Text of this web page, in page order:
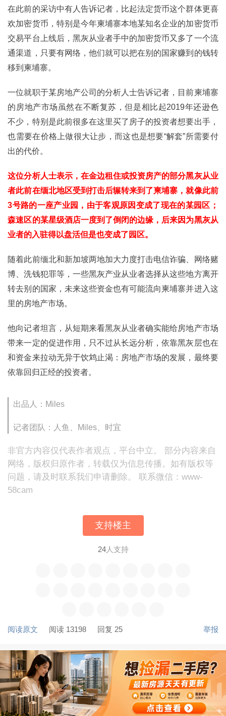
在此前的采访中有人告诉记者，比起法定货币这个群体更喜
欢加密货币，特别是今年柬埔寨本地某知名企业的加密货币
交易平台上线后，黑灰从业者手中的加密货币又多了一个流
通渠道，只要有网络，他们就可以把在别的国家赚到的钱转
移到柬埔寨。
一位就职于某房地产公司的分析人士告诉记者，目前柬埔寨
的房地产市场虽然在不断复苏，但是相比起2019年还逊色
不少，特别是此前很多在这里买了房子的投资者想要出手，
也需要在价格上做很大让步，而这也是想要“解套”所需要付
出的代价。
这位分析人士表示，在金边租住或投资房产的部分黑灰从业
者此前在缅北地区受到打击后辗转来到了柬埔寨，就像此前
3号路的一座产业园，由于客观原因变成了现在的某园区；
森速区的某星级酒店一度到了倒闭的边缘，后来因为黑灰从
业者的入驻得以盘活但是也变成了园区。
随着此前缅北和新加坡两地加大力度打击电信诈骗、网络赌
博、洗钱犯罪等，一些黑灰产业从业者选择从这些地方离开
转去别的国家，未来这些资金也有可能流向柬埔寨并进入这
里的房地产市场。
他向记者坦言，从短期来看黑灰从业者确实能给房地产市场
带来一定的促进作用，只不过从长远分析，依靠黑灰层也在
和资金来拉动无异于饮鸩止渴：房地产市场的发展，最终要
依靠回归正经的投资者。
出品人：Miles
记者团队：人鱼、Miles、时宜
非官方内容仅代表作者观点，平台中立。 部分内容来自
网络，版权归原作者，转载仅为信息传播。如有版权等
问题，请及时联系我们申请删除。 联系微信：www-
58cam
支持楼主
24人支持
阅读原文 阅读 13198 回复 25 举报